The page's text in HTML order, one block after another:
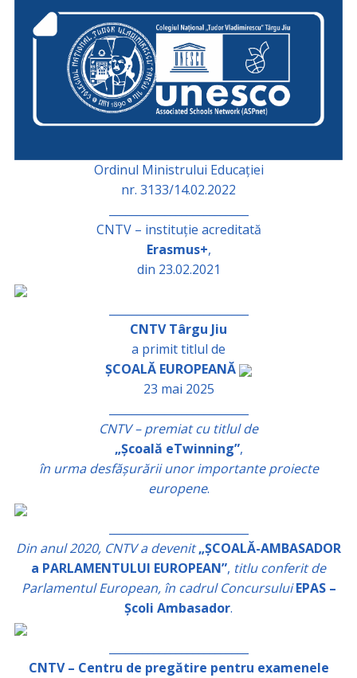
Ordinul Ministrului Educației
nr. 3133/14.02.2022
CNTV – instituție acreditată
Erasmus+,
din 23.02.2021
CNTV Târgu Jiu
a primit titlul de
ȘCOALĂ EUROPEANĂ
23 mai 2025
CNTV – premiat cu titlul de
„Școală eTwinning”,
în urma desfășurării unor importante proiecte
europene.
Din anul 2020, CNTV a devenit „ȘCOALĂ-AMBASADOR
a PARLAMENTULUI EUROPEAN”, titlu conferit de
Parlamentul European, în cadrul Concursului EPAS –
Școli Ambasador.
CNTV – Centru de pregătire pentru examenele